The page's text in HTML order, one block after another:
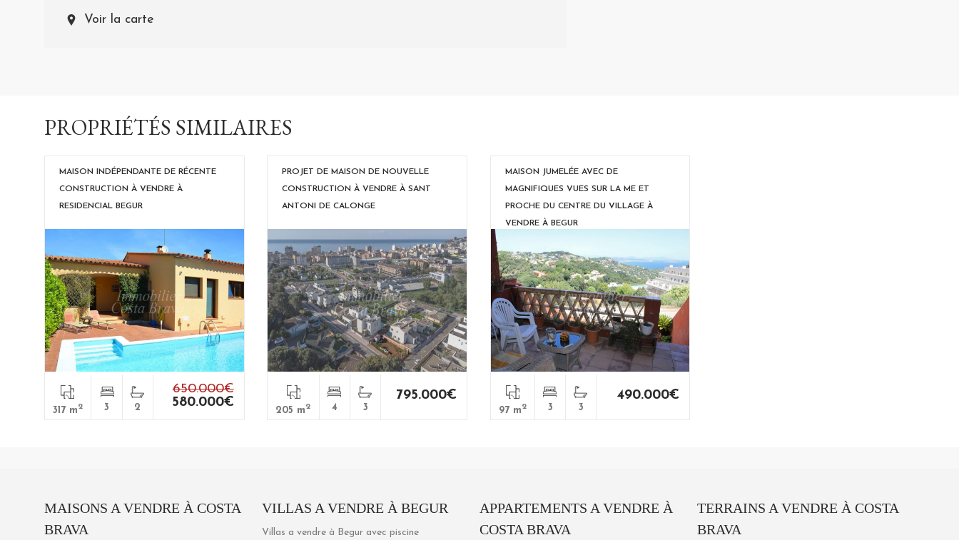
Voir la carte
PROPRIÉTÉS SIMILAIRES
MAISON INDÉPENDANTE DE RÉCENTE
CONSTRUCTION À VENDRE À
RESIDENCIAL BEGUR
317 m2 3 2
650.000€
580.000€
PROJET DE MAISON DE NOUVELLE
CONSTRUCTION À VENDRE À SANT
ANTONI DE CALONGE
205 m2 4 3
795.000€
MAISON JUMELÉE AVEC DE
MAGNIFIQUES VUES SUR LA ME ET
PROCHE DU CENTRE DU VILLAGE À
VENDRE À BEGUR
97 m2 3 3
490.000€
MAISONS A VENDRE À COSTA
BRAVA
VILLAS A VENDRE À BEGUR
Villas a vendre à Begur avec piscine
APPARTEMENTS A VENDRE À
COSTA BRAVA
TERRAINS A VENDRE À COSTA
BRAVA